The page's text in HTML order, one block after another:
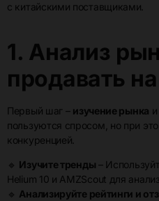
с китайскими поставщиками.
1. Анализ
продавать
Первый шаг – изучение рынка
пользуются спросом, но при
конкуренцией.
🔹 Изучите тренды –
Helium 10 и AMZScout для
🔹 Анализируйте рейтинги и